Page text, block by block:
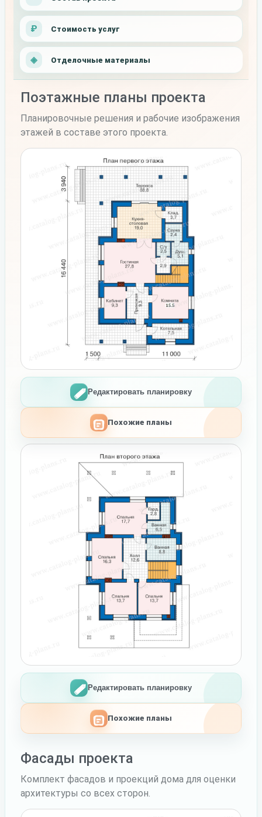
Стоимость услуг
Отделочные материалы
Поэтажные планы проекта
Планировочные решения и рабочие изображения
этажей в составе этого проекта.
Редактировать планировку
Похожие планы
Редактировать планировку
Похожие планы
Фасады проекта
Комплект фасадов и проекций дома для оценки
архитектуры со всех сторон.